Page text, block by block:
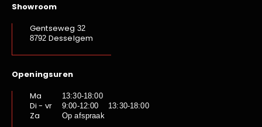
Showroom
Gentseweg 32
8792 Desselgem
Openingsuren
Ma
13:30-18:00
Di - vr 9:00-12:00 13:30-18:00
Za Op afspraak